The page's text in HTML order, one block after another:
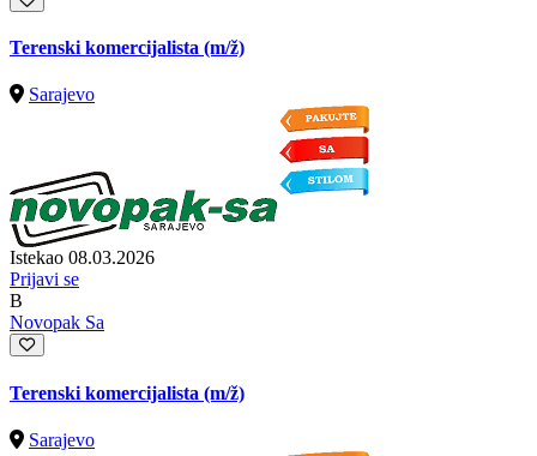
Terenski komercijalista (m/ž)
Sarajevo
Istekao 08.03.2026
Prijavi se
B
Novopak Sa
Terenski komercijalista (m/ž)
Sarajevo